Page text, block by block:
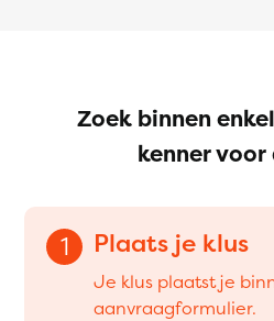
Zoek binnen
kenner voor
1 Plaats je klus
Je klus plaatst je
aanvraagformulier.